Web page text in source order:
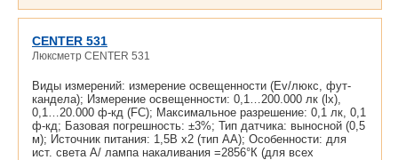
CENTER 531
Люксметр CENTER 531
Виды измерений: измерение освещенности (Ev/люкс, фут-
кандела); Измерение освещенности: 0,1…200.000 лк (lx),
0,1…20.000 ф-кд (FC); Максимальное разрешение: 0,1 лк, 0,1
ф-кд; Базовая погрешность: ±3%; Тип датчика: выносной (0,5
м); Источник питания: 1,5В х2 (тип АА); Особенности: для
ист. света А/ лампа накаливания =2856°К (для всех